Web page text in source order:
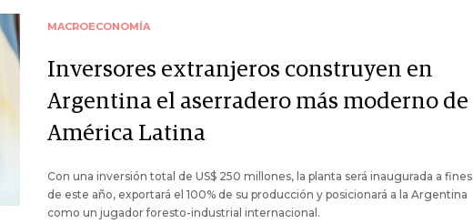
MACROECONOMÍA
Inversores extranjeros construyen en
Argentina el aserradero más moderno de
América Latina
Con una inversión total de US$ 250 millones, la planta será inaugurada a fines
de este año, exportará el 100% de su producción y posicionará a la Argentina
como un jugador foresto-industrial internacional.